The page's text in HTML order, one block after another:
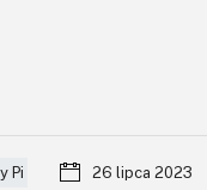
Pi 26 lipca 2023